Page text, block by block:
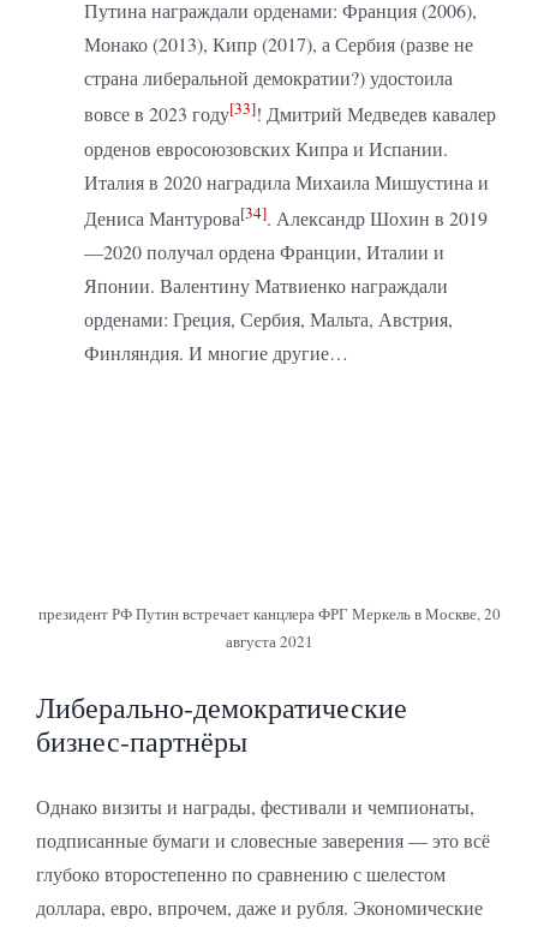
Путина награждали орденами: Франция (2006),
Монако (2013), Кипр (2017), а Сербия (разве не
страна либеральной демократии?) удостоила
вовсе в 2023 году[33]! Дмитрий Медведев кавалер
орденов евросоюзовских Кипра и Испании.
Италия в 2020 наградила Михаила Мишустина и
Дениса Мантурова[34]. Александр Шохин в 2019
—2020 получал ордена Франции, Италии и
Японии. Валентину Матвиенко награждали
орденами: Греция, Сербия, Мальта, Австрия,
Финляндия. И многие другие…
президент РФ Путин встречает канцлера ФРГ Меркель в Москве, 20
августа 2021
Либерально-демократические
бизнес-партнёры
Однако визиты и награды, фестивали и чемпионаты,
подписанные бумаги и словесные заверения — это всё
глубоко второстепенно по сравнению с шелестом
доллара, евро, впрочем, даже и рубля. Экономические